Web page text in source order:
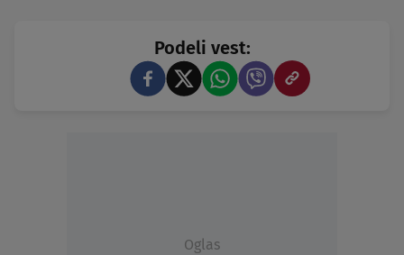
Podeli vest:
Oglas